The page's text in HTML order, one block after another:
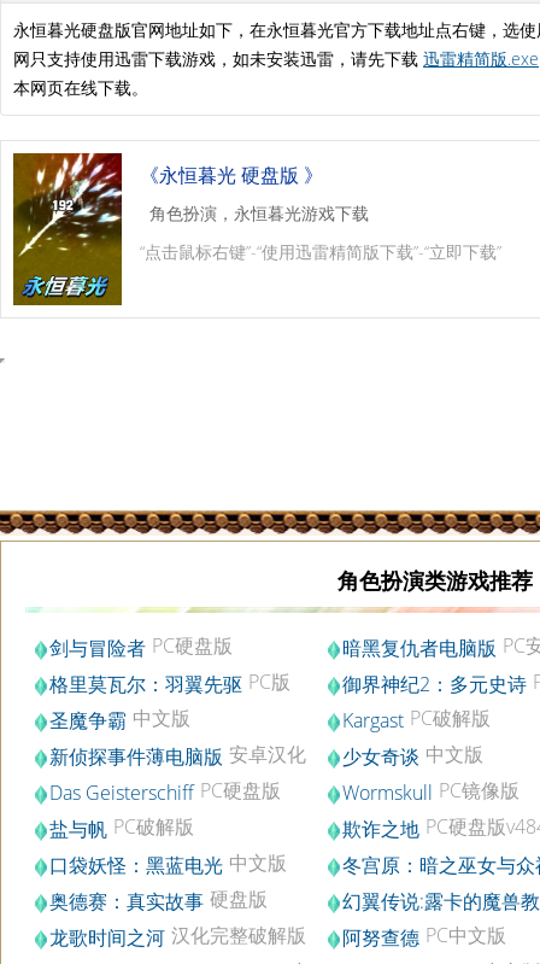
永恒暮光硬盘版官网地址如下，在永恒暮光官方下载地址点右键，选
网只支持使用迅雷下载游戏，如未安装迅雷，请先下载 迅雷精简版
本网页在线下载。
《永恒暮光 硬盘版 》
角色扮演，永恒暮光游戏下载
“点击鼠标右键”-“使用迅雷精简版下载”-“立即下载”
角色扮演类游戏推荐
剑与冒险者 PC硬盘版 暗黑复仇者电脑版 PC
文破解版v1.3.4
格里莫瓦尔：羽翼先驱 PC版
v3.0.0.0.R
御界神纪2：多元史诗
版
圣魔争霸 中文版 Kargast PC破解版
新侦探事件薄电脑版 安卓汉化
破解中文版v1.0
少女奇谈 中文版
Das Geisterschiff PC硬盘版 Wormskull PC镜像版
盐与帆 PC破解版 欺诈之地 PC硬盘版
口袋妖怪：黑蓝电光 中文版
冬宫原：暗之巫女与
指 硬盘版
奥德赛：真实故事 硬盘版
幻翼传说:露卡的魔兽
文版
龙歌时间之河 汉化完整破解版 阿努查德 PC中文版